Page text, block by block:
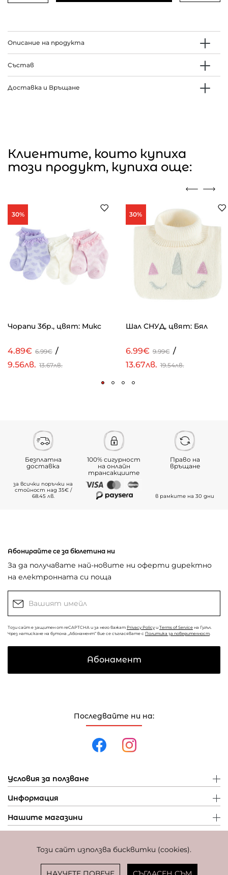
Този сайт използва бисквитки (cookies).
Описание на продукта
Състав
Доставка и Връщане
Клиентите, които купиха
този продукт, купиха още:
30%
Чорапи 3бр., цвят: Микс
4.89€ 6.99€ /
9.56лв. 13.67лв.
30%
Шал СНУД, цвят: Бял
6.99€ 9.99€ /
13.67лв. 19.54лв.
Безплатна
доставка
за всички поръчки на
стойност над 35€ /
68.45 лв.
100% сигурност
на онлайн
трансакциите
Право на
връщане
в рамките на 30 дни
Последвайте ни на:
Условия за ползване
Информация
Нашите магазини
Абонирайте се за бюлетина ни
За да получавате най-новите ни оферти директно
на електронната си поща
Този сайт е защитен от reCAPTCHA и за него важат Privacy Policy и Terms of Service на Гугъл.
Чрез натискане на бутона „Абонамент“ вие се съгласявате с Политика за поверителност
Абонамент
Фиксиран курс за превалутиране: 1 EUR = 1,95583 BGN